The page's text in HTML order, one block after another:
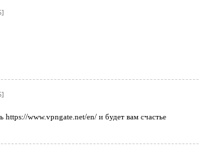
https://www.vpngate.net/en/ и будет вам счастье